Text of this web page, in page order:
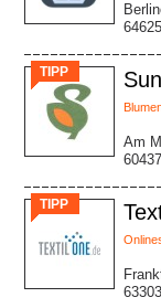
TIPP
Am
TIPP